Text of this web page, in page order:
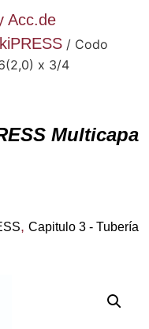
Acc.de
/ Codo
x 3/4
Multicapa
, Capitulo 3 - Tubería